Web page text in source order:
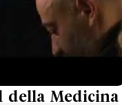
della Medicina